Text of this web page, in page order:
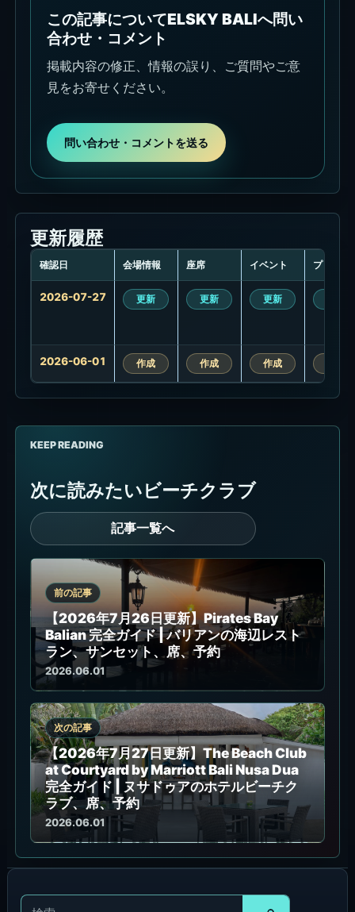
この記事についてELSKY BALIへ問い
合わせ・コメント
掲載内容の修正、情報の誤り、ご質問やご意
見をお寄せください。
問い合わせ・コメントを送る
更新履歴
新
確認日 会場情報 座席 イベント プロモ
2026-07-27 更新 更新 更新
2026-06-01 作成 作成 作成
KEEP READING
次に読みたいビーチクラブ
記事一覧へ
前の記事
【2026年7月26日更新】Pirates Bay
Balian 完全ガイド | バリアンの海辺レスト
ラン、サンセット、席、予約
2026.06.01
次の記事
【2026年7月27日更新】The Beach Club
at Courtyard by Marriott Bali Nusa Dua
完全ガイド | ヌサドゥアのホテルビーチク
ラブ、席、予約
2026.06.01
検